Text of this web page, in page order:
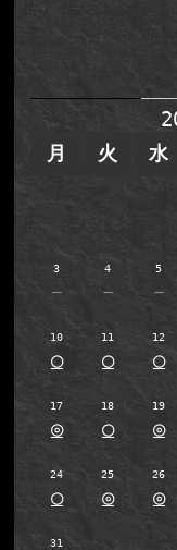
【新予約シ
月 火 水
3
－
4
－
5
－
10
○
11
○
12
○
17
◎
18
○
19
◎
24
○
25
◎
26
◎
31